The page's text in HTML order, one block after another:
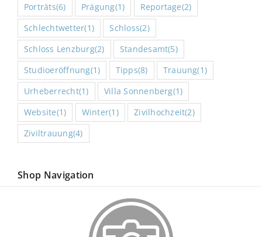
Porträts(6) Prägung(1) Reportage(2)
Schlechtwetter(1) Schloss(2)
Schloss Lenzburg(2) Standesamt(5)
Studioeröffnung(1) Tipps(8) Trauung(1)
Urheberrecht(1) Villa Sonnenberg(1)
Website(1) Winter(1) Zivilhochzeit(2)
Ziviltrauung(4)
Shop Navigation